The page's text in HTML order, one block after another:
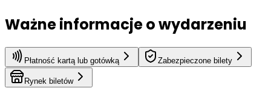
Ważne informacje o wydarzeniu
Płatność kartą lub gotówką Zabezpieczone bilety
Rynek biletów